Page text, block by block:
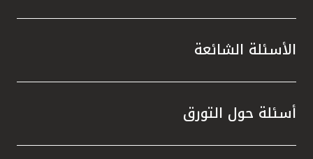
الأسئلة الشائعة
أسئلة حول التورق